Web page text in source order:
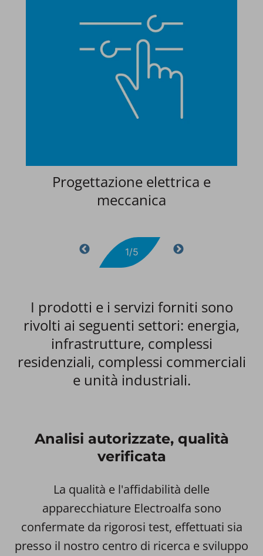
Progettazione elettrica e
meccanica
1/5
I prodotti e i servizi forniti sono
rivolti ai seguenti settori: energia,
infrastrutture, complessi
residenziali, complessi commerciali
e unità industriali.
Analisi autorizzate, qualità
verificata
La qualità e l'affidabilità delle
apparecchiature Electroalfa sono
confermate da rigorosi test, effettuati sia
presso il nostro centro di ricerca e sviluppo